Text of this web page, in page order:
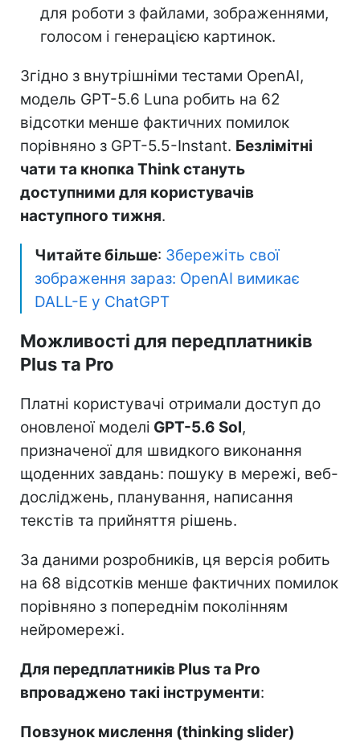
для роботи з файлами, зображеннями,
голосом і генерацією картинок.
Згідно з внутрішніми тестами OpenAI,
модель GPT-5.6 Luna робить на 62
відсотки менше фактичних помилок
порівняно з GPT-5.5-Instant. Безлімітні
чати та кнопка Think стануть
доступними для користувачів
наступного тижня.
Читайте більше: Збережіть свої
зображення зараз: OpenAI вимикає
DALL-E у ChatGPT
Можливості для передплатників
Plus та Pro
Платні користувачі отримали доступ до
оновленої моделі GPT-5.6 Sol,
призначеної для швидкого виконання
щоденних завдань: пошуку в мережі, веб-
досліджень, планування, написання
текстів та прийняття рішень.
За даними розробників, ця версія робить
на 68 відсотків менше фактичних помилок
порівняно з попереднім поколінням
нейромережі.
Для передплатників Plus та Pro
впроваджено такі інструменти:
Повзунок мислення (thinking slider)